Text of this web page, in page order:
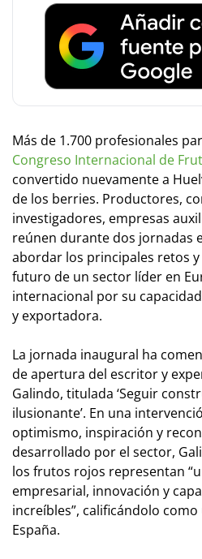
Más de 1.700 profesionales
Congreso Internacional de
convertido nuevamente a
de los berries. Productores,
investigadores, empresas
reúnen durante dos jornadas
abordar los principales retos
futuro de un sector líder en
internacional por su
y exportadora.
La jornada inaugural ha
de apertura del escritor y
Galindo, titulada ‘Seguir
ilusionante’. En una
optimismo, inspiración y
desarrollado por el sector,
los frutos rojos representan
empresarial, innovación y
increíbles”, calificándolo
España.